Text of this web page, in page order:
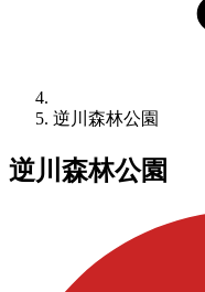
逆川森林公園
逆川森林公園